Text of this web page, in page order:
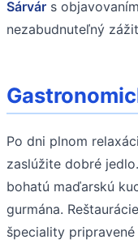
Sárvár s
nezabudnuteľný
Po dni plnom
zaslúžite dobré
bohatú maďarskú
gurmána.
špeciality